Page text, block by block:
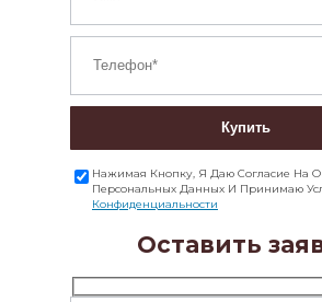
Купить
Нажимая Кнопку, Я Даю Согласие На
Персональных Данных И Принимаю
Конфиденциальности
Оставить